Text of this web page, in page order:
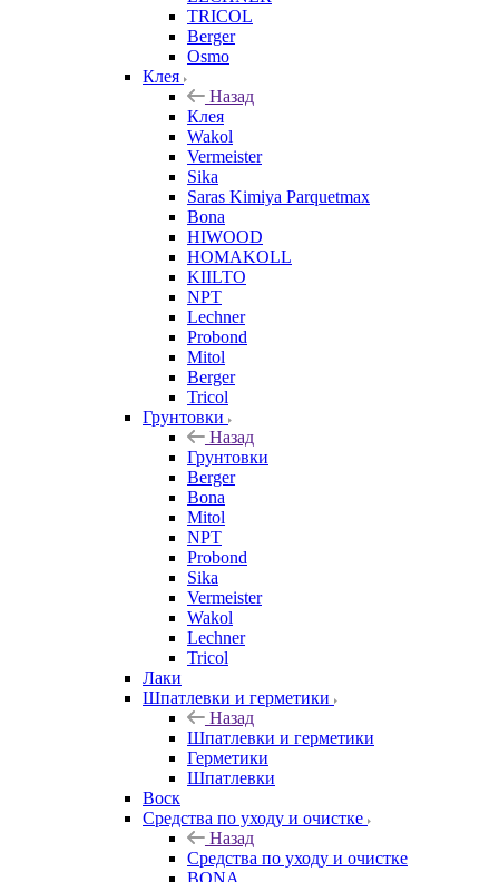
TRICOL
Berger
Osmo
Клея
Назад
Клея
Wakol
Vermeister
Sika
Saras Kimiya Parquetmax
Bona
HIWOOD
HOMAKOLL
KIILTO
NPT
Lechner
Probond
Mitol
Berger
Tricol
Грунтовки
Назад
Грунтовки
Berger
Bona
Mitol
NPT
Probond
Sika
Vermeister
Wakol
Lechner
Tricol
Лаки
Шпатлевки и герметики
Назад
Шпатлевки и герметики
Герметики
Шпатлевки
Воск
Средства по уходу и очистке
Назад
Средства по уходу и очистке
BONA